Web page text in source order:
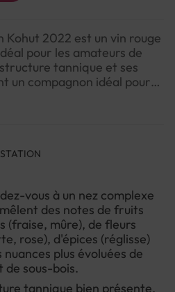
2022 est un vin rouge
pour les amateurs de
tannique et ses
un compagnon idéal pour
vins de Gevrey-
vous à un nez complexe
des notes de fruits
(fraise, mûre), de fleurs
rose), d'épices (réglisse)
nuances plus évoluées de
de sous-bois.
tannique bien présente,